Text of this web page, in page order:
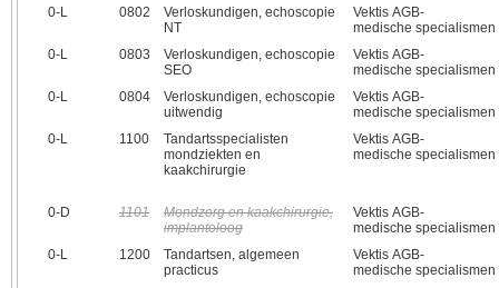
0‑L 0802
Verloskundigen, echoscopie
NT
Vektis AGB-
medische specialismen
0‑L
0803
Verloskundigen, echoscopie
SEO
Vektis AGB-
medische specialismen
0‑L
0804
Verloskundigen, echoscopie
uitwendig
Vektis AGB-
medische specialismen
0‑L
1100
Tandartsspecialisten
mondziekten en
kaakchirurgie
Vektis AGB-
medische specialismen
0‑D 1101
Mondzorg en kaakchirurgie,
implantoloog
Vektis AGB-
medische specialismen
0‑L
1200
Tandartsen, algemeen
practicus
Vektis AGB-
medische specialismen